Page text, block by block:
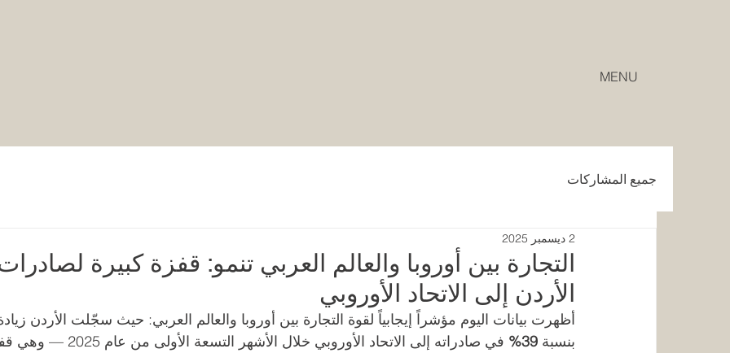
MENU
جميع المشاركات
التجارة بين أوروبا والعالم العربي تنمو: قفزة كبيرة
الأردن إلى الاتحاد الأوروبي
2 ديسمبر 2025
أظهرت بيانات اليوم مؤشراً إيجابياً لقوة التجارة بين أوروبا والعالم العربي: حيث سجّلت الأردن
بنسبة 39%
في صادراته إلى الاتحاد الأوروبي خلال الأشهر التسعة الأولى